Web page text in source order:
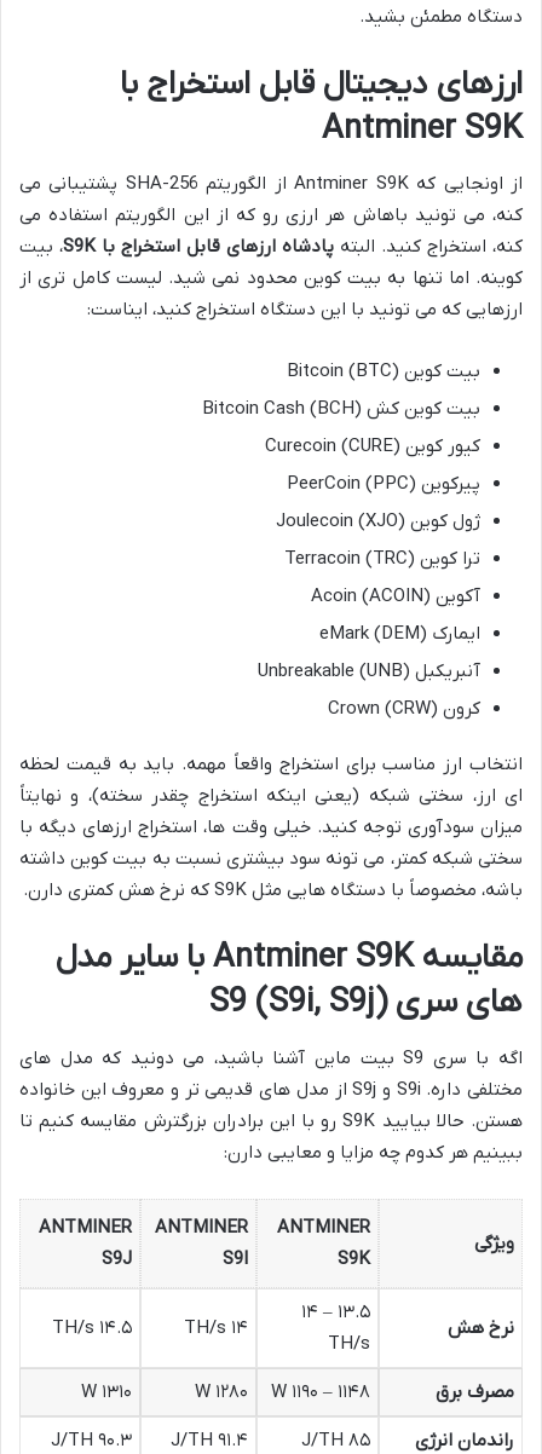
دستگاه مطمئن بشید.
ارزهای دیجیتال قابل استخراج با
Antminer S9K
از اونجایی که Antminer S9K از الگوریتم SHA-256 پشتیبانی می
کنه، می تونید باهاش هر ارزی رو که از این الگوریتم استفاده می
کنه، استخراج کنید. البته پادشاه ارزهای قابل استخراج با S9K
، بیت
کوینه. اما تنها به بیت کوین محدود نمی شید. لیست کامل تری از
ارزهایی که می تونید با این دستگاه استخراج کنید، ایناست:
بیت کوین (BTC) Bitcoin
بیت کوین کش (BCH) Bitcoin Cash
کیور کوین (CURE) Curecoin
پیرکوین (PPC) PeerCoin
ژول کوین (XJO) Joulecoin
ترا کوین (TRC) Terracoin
آکوین (ACOIN) Acoin
ایمارک (DEM) eMark
آنبریکبل (UNB) Unbreakable
کرون (CRW) Crown
انتخاب ارز مناسب برای استخراج واقعاً مهمه. باید به قیمت لحظه
ای ارز، سختی شبکه (یعنی اینکه استخراج چقدر سخته)، و نهایتاً
میزان سودآوری توجه کنید. خیلی وقت ها، استخراج ارزهای دیگه با
سختی شبکه کمتر، می تونه سود بیشتری نسبت به بیت کوین داشته
باشه، مخصوصاً با دستگاه هایی مثل S9K که نرخ هش کمتری دارن.
مقایسه Antminer S9K با سایر مدل
های سری S9 (S9i, S9j)
اگه با سری S9 بیت ماین آشنا باشید، می دونید که مدل های
مختلفی داره. S9i و S9j از مدل های قدیمی تر و معروف این خانواده
هستن. حالا بیایید S9K رو با این برادران بزرگترش مقایسه کنیم تا
ببینیم هر کدوم چه مزایا و معایبی دارن:
ویژگی
ANTMINER
S9K
ANTMINER
S9I
ANTMINER
S9J
نرخ هش
۱۳.۵ – ۱۴
TH/s
۱۴ TH/s ۱۴.۵ TH/s
مصرف برق ۱۱۴۸ – ۱۱۹۰ W ۱۲۸۰ W
۱۳۱۰ W
راندمان انرژی
۸۵ J/TH ۹۱.۴ J/TH
۹۰.۳ J/TH